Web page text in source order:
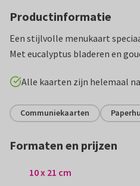
Productinformatie
Een stijlvolle menukaart
Met eucalyptus bladeren en
Alle kaarten zijn helemaal
Communiekaarten
Formaten en prijzen
10 x 21 cm